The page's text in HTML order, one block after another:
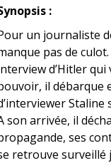
:
un journaliste
pas de
d’Hitler qui
il débarque
son arrivée, il
ses
retrouve